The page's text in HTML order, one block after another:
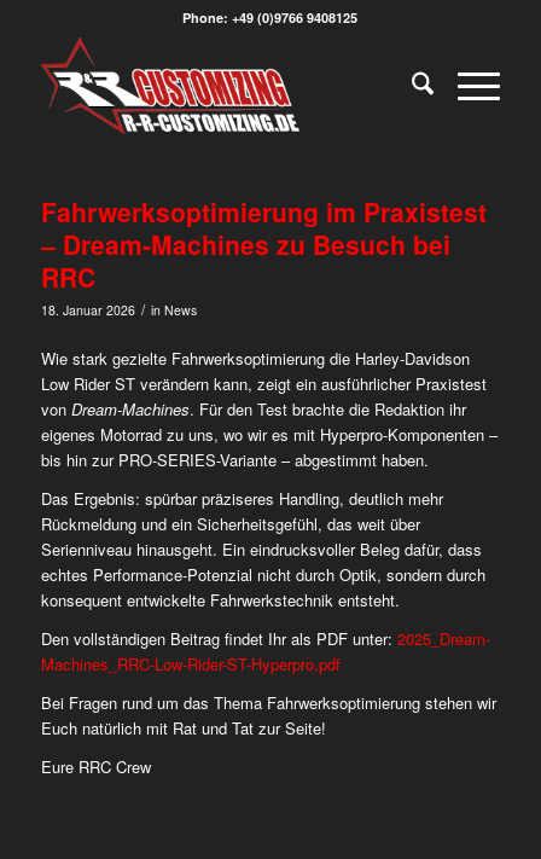
Phone: +49 (0)9766 9408125
Fahrwerksoptimierung im Praxistest
– Dream-Machines zu Besuch bei
RRC
18. Januar 2026 / in News
Wie stark gezielte Fahrwerksoptimierung die Harley-Davidson
Low Rider ST verändern kann, zeigt ein ausführlicher Praxistest
von Dream-Machines. Für den Test brachte die Redaktion ihr
eigenes Motorrad zu uns, wo wir es mit Hyperpro-Komponenten –
bis hin zur PRO-SERIES-Variante – abgestimmt haben.
Das Ergebnis: spürbar präziseres Handling, deutlich mehr
Rückmeldung und ein Sicherheitsgefühl, das weit über
Serienniveau hinausgeht. Ein eindrucksvoller Beleg dafür, dass
echtes Performance-Potenzial nicht durch Optik, sondern durch
konsequent entwickelte Fahrwerkstechnik entsteht.
Den vollständigen Beitrag findet Ihr als PDF unter: 2025_Dream-
Machines_RRC-Low-Rider-ST-Hyperpro.pdf
Bei Fragen rund um das Thema Fahrwerksoptimierung stehen wir
Euch natürlich mit Rat und Tat zur Seite!
Eure RRC Crew